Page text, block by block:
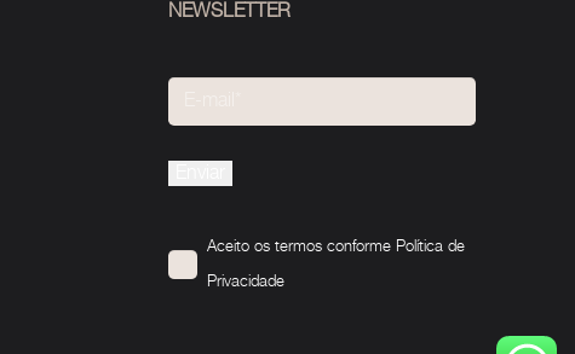
NEWSLETTER
field
Aceito os termos conforme Política de
Privacidade